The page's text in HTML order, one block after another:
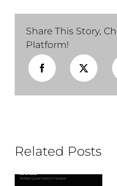
Share This Story,
Platform!
Related Posts